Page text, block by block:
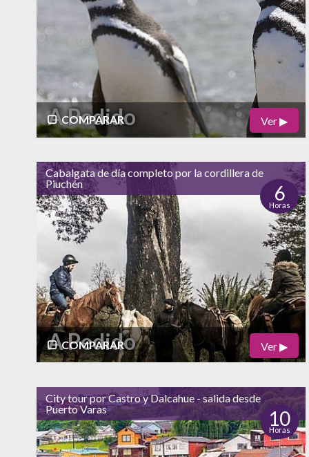
A Pedido
COMPARAR
Naturaleza
Vida Nocturna
Ver ▶
Cabalgata de día completo por la cordillera de
Piuchén
6
Horas
A Pedido
COMPARAR
Naturaleza
alto
Vida Nocturna
Ver ▶
City tour por Castro y Dalcahue - salida desde
Puerto Varas
10
Horas